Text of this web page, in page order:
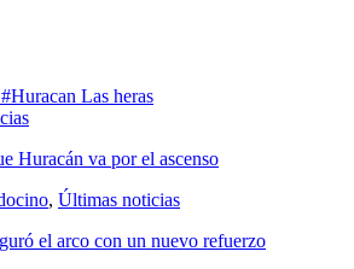
#Huracan Las heras
Huracán va por el ascenso
, Últimas noticias
el arco con un nuevo refuerzo